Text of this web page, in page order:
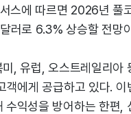
스에 따르면 2026년
러로 6.3% 상승할 전망
미, 유럽, 오스트레일리
에게 공급하고 있다. 이
수익성을 방어하는 한편,